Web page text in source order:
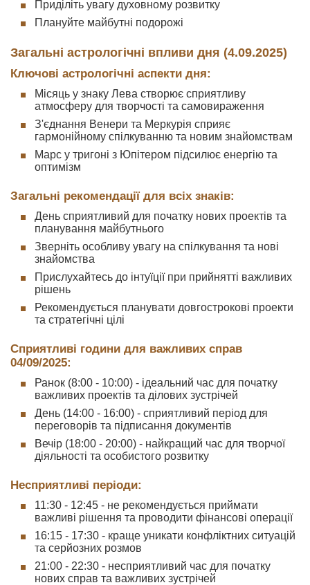
Приділіть увагу духовному розвитку
Плануйте майбутні подорожі
Загальні астрологічні впливи дня (4.09.2025)
Ключові астрологічні аспекти дня:
Місяць у знаку Лева створює сприятливу
атмосферу для творчості та самовираження
З'єднання Венери та Меркурія сприяє
гармонійному спілкуванню та новим знайомствам
Марс у тригоні з Юпітером підсилює енергію та
оптимізм
Загальні рекомендації для всіх знаків:
День сприятливий для початку нових проектів та
планування майбутнього
Зверніть особливу увагу на спілкування та нові
знайомства
Прислухайтесь до інтуїції при прийнятті важливих
рішень
Рекомендується планувати довгострокові проекти
та стратегічні цілі
Сприятливі години для важливих справ
04/09/2025:
Ранок (8:00 - 10:00) - ідеальний час для початку
важливих проектів та ділових зустрічей
День (14:00 - 16:00) - сприятливий період для
переговорів та підписання документів
Вечір (18:00 - 20:00) - найкращий час для творчої
діяльності та особистого розвитку
Несприятливі періоди:
11:30 - 12:45 - не рекомендується приймати
важливі рішення та проводити фінансові операції
16:15 - 17:30 - краще уникати конфліктних ситуацій
та серйозних розмов
21:00 - 22:30 - несприятливий час для початку
нових справ та важливих зустрічей